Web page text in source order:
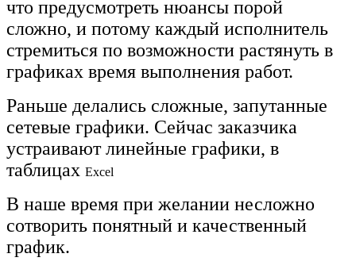
что предусмотреть нюансы порой
сложно, и потому каждый исполнитель
стремиться по возможности растянуть в
графиках время выполнения работ.
Раньше делались сложные, запутанные
сетевые графики. Сейчас заказчика
устраивают линейные графики, в
таблицах Excel
В наше время при желании несложно
сотворить понятный и качественный
график.